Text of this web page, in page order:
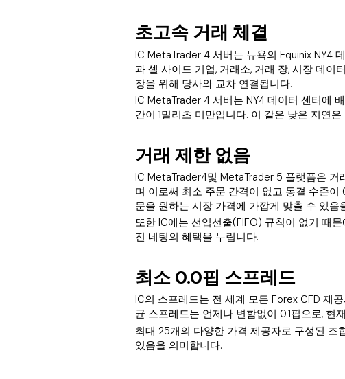
초고속 거래 체결
IC MetaTrader 4 서버는 뉴욕의 Equinix NY4
과 셀 사이드 기업, 거래소, 거래 장, 시장 데
장을 위해 당사와 교차 연결됩니다.
IC MetaTrader 4 서버는 NY4 데이터 센터에
간이 1밀리초 미만입니다. 이 같은 낮은 지연
거래 제한 없음
IC MetaTrader4및 MetaTrader 5 플랫폼은
며 이로써 최소 주문 간격이 없고 동결 수준
문을 원하는 시장 가격에 가깝게 맞출 수 있음
또한 IC에는 선입선출(FIFO) 규칙이 없기 때
진 네팅의 혜택을 누립니다.
최소 0.0핍 스프레드
IC의 스프레드는 전 세계 모든 Forex CFD 제
균 스프레드는 언제나 변함없이 0.1핍으로, 현
최대 25개의 다양한 가격 제공자로 구성된
있음을 의미합니다.